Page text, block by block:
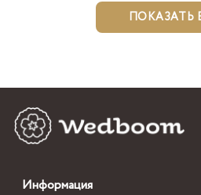
ПОКАЗАТЬ
Информация